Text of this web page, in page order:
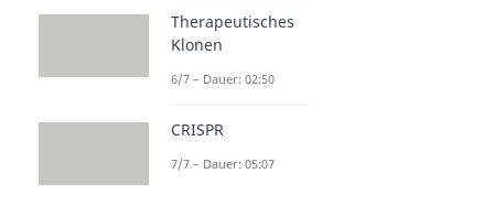
Therapeutisches
Klonen
6/7 – Dauer: 02:50
CRISPR
7/7 – Dauer: 05:07